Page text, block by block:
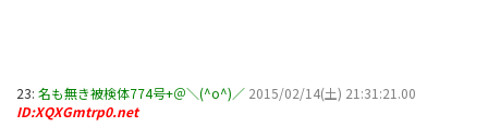
23: 名も無き被検体774号+＠＼(^o^)／ 2015/02/14(土) 21:31:21.00
ID:XQXGmtrp0.net